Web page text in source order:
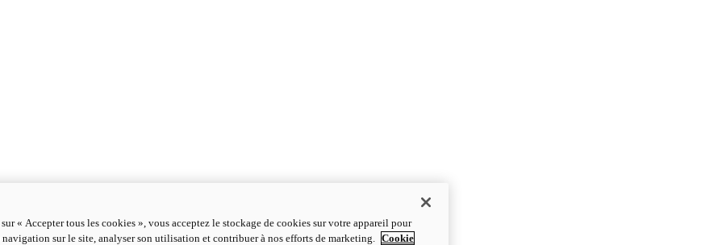
« Accepter tous les cookies », vous acceptez le stockage de cookies sur votre appareil pour
sur le site, analyser son utilisation et contribuer à nos efforts de marketing. Cookie